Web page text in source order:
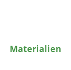
Materialien